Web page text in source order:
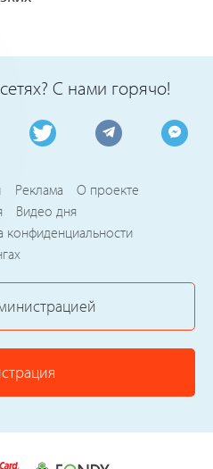
С нами горячо!
Реклама
О проекте
Видео дня
конфиденциальности